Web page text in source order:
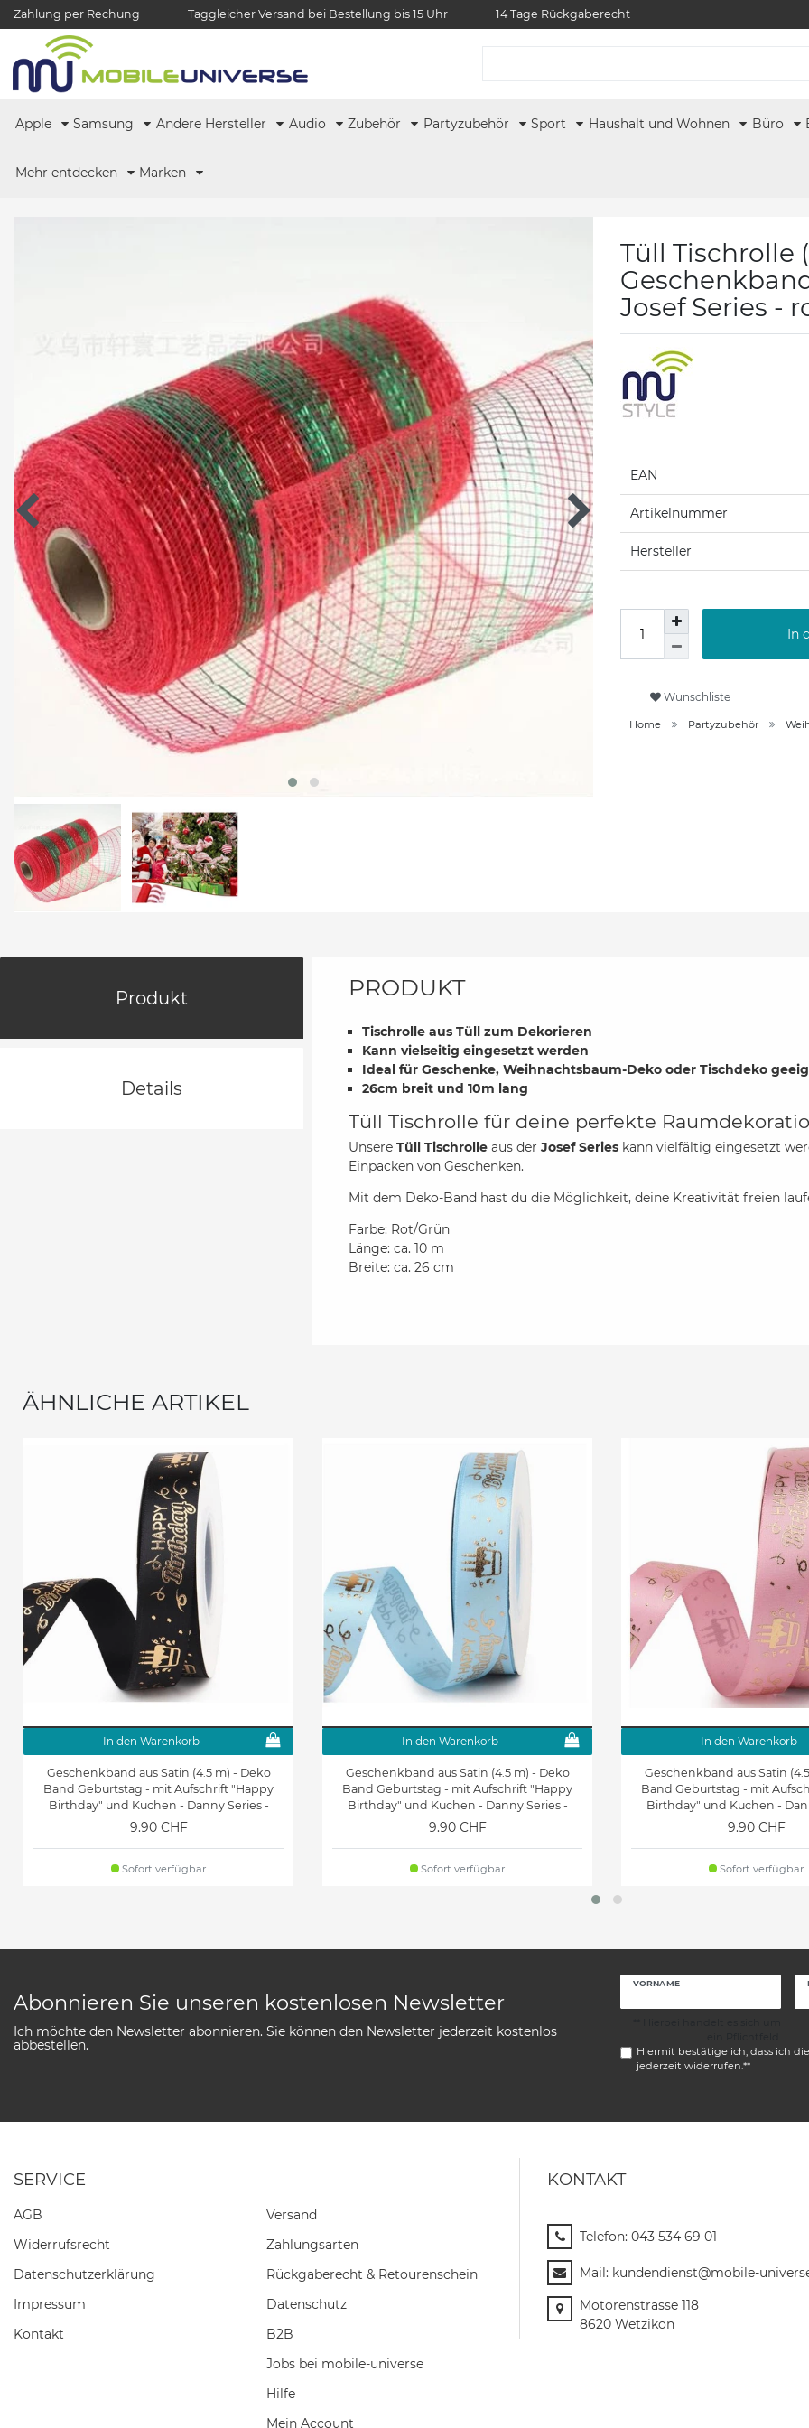
Zahlung per Rechung Taggleicher Versand bei Bestellung bis 15 Uhr 14 Tage Rückgaberecht
Apple Samsung Andere Hersteller Audio Zubehör Partyzubehör Sport Haushalt und Wohnen Büro
Mehr entdecken Marken
Tüll Tischrolle
Josef Series -
EAN
Artikelnummer
Hersteller
In
Wunschliste
Home Partyzubehör
Produkt
Details
PRODUKT
Tischrolle aus Tüll zum Dekorieren
Kann vielseitig eingesetzt werden
Ideal für Geschenke, Weihnachtsbaum-Deko oder Tischdeko
26cm breit und 10m lang
Tüll Tischrolle für deine perfekte
Unsere Tüll Tischrolle aus der Josef Series kann vielfältig eingesetzt
Einpacken von Geschenken.
Mit dem Deko-Band hast du die Möglichkeit, deine Kreativität freien
Farbe: Rot/Grün
Länge: ca. 10 m
Breite: ca. 26 cm
ÄHNLICHE ARTIKEL
In den Warenkorb
Geschenkband aus Satin (4.5 m) - Deko
Band Geburtstag - mit Aufschrift "Happy
Birthday" und Kuchen - Danny Series -
schwarz
9.90 CHF
Sofort verfügbar
In den Warenkorb
Geschenkband aus Satin (4.5 m) - Deko
Band Geburtstag - mit Aufschrift "Happy
Birthday" und Kuchen - Danny Series -
hellblau
9.90 CHF
Sofort verfügbar
In den Warenkorb
Geschenkband aus Satin
Band Geburtstag - mit
Birthday" und Kuchen -
altrosa
9.90 CHF
Sofort verfügbar
Abonnieren Sie unseren kostenlosen Newsletter
Ich möchte den Newsletter abonnieren. Sie können den Newsletter jederzeit kostenlos
abbestellen.
VORNAME
Hiermit bestätige ich, dass ich die
jederzeit widerrufen.**
SERVICE
AGB
Widerrufs­recht
Daten­schutz­erklärung
Impressum
Kontakt
Versand
Zahlungsarten
Rückgaberecht & Retourenschein
Datenschutz
B2B
Jobs bei mobile-universe
Hilfe
Mein Account
KONTAKT
Telefon: 043 534 69 01
Mail: kundendienst@mobile-
Motorenstrasse 118
8620 Wetzikon